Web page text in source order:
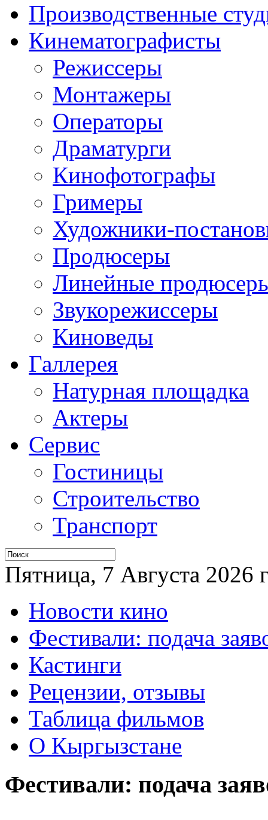
Производственные
Кинематографисты
Режиссеры
Монтажеры
Операторы
Драматурги
Кинофотографы
Гримеры
Художники-
Продюсеры
Линейные
Звукорежиссеры
Киноведы
Галлерея
Натурная площадка
Актеры
Сервис
Гостиницы
Строительство
Транспорт
Пятница, 7 Августа 2026
Новости кино
Фестивали: подача
Кастинги
Рецензии, отзывы
Таблица фильмов
О Кыргызстане
Фестивали: подача